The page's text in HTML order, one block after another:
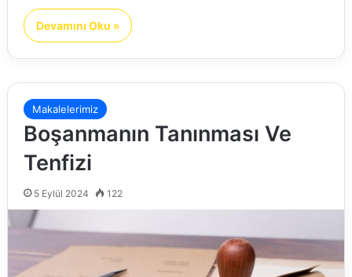
Devamını Oku »
Makalelerimiz
Boşanmanın Tanınması Ve
Tenfizi
5 Eylül 2024 122